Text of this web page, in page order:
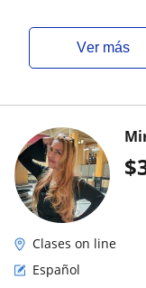
ver más
$
Clases on line
Español